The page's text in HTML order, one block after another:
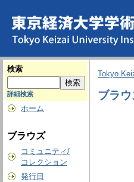
検索
詳細検索
ホーム
ブラウズ
コミュニティ/
コレクション
発行日
Tokyo
ブラ